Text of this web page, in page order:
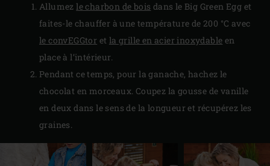
Allumezle charbon de bois dans le Big Green Egg et
faites-le chauffer à une température de 200 °C avec
le convEGGtor et la grille en acier inoxydable en
place à l’intérieur.
Pendant ce temps, pour la ganache, hachez le
chocolat en morceaux. Coupez la gousse de vanille
en deux dans le sens de la longueur et récupérez les
graines.